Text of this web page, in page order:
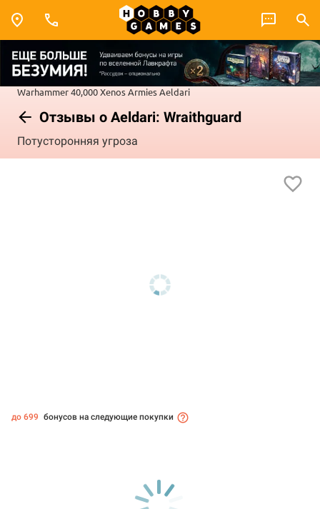
Warhammer 40,000Xenos ArmiesAeldari
Отзывы о Aeldari: Wraithguard
Потусторонняя угроза
до 699 бонусов на следующие покупки